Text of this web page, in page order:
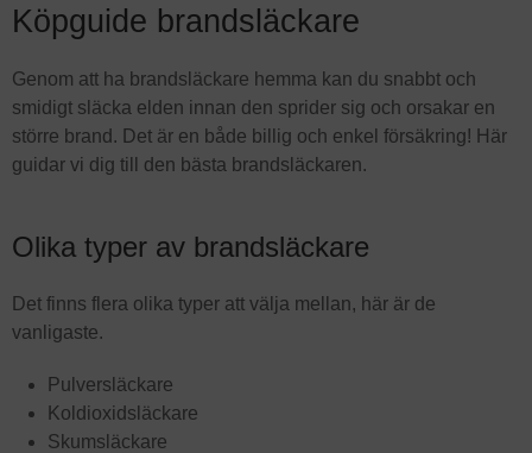
Köpguide brandsläckare
Genom att ha brandsläckare hemma kan du snabbt och
smidigt släcka elden innan den sprider sig och orsakar en
större brand. Det är en både billig och enkel försäkring! Här
guidar vi dig till den bästa brandsläckaren.
Olika typer av brandsläckare
Det finns flera olika typer att välja mellan, här är de
vanligaste.
Pulversläckare
Koldioxidsläckare
Skumsläckare